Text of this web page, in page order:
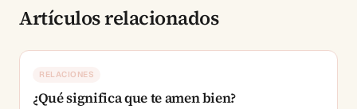
Artículos relacionados
RELACIONES
¿Qué significa que te amen bien?